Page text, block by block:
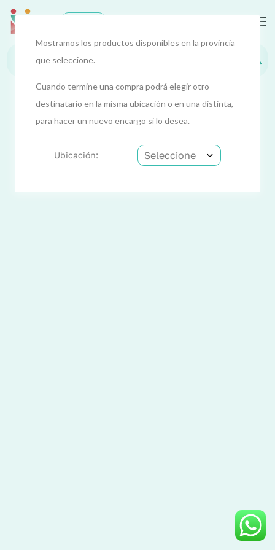
Mostramos los productos disponibles en la provincia
que seleccione.
Cuando termine una compra podrá elegir otro
destinatario en la misma ubicación o en una distinta,
para hacer un nuevo encargo si lo desea.
Ubicación: